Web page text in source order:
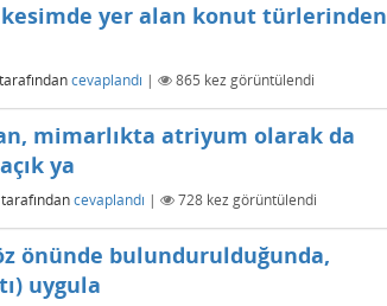
kesimde yer alan konut türlerinden
tarafındancevaplandı | 865 kez görüntülendi
mimarlıkta atriyum olarak da
ya
tarafındancevaplandı | 728 kez görüntülendi
önünde bulundurulduğunda,
uygula